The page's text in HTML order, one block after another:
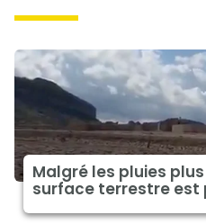
Malgré les pluies
surface terrestre est